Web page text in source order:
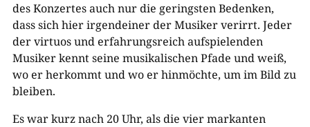
des Konzertes auch nur die geringsten Bedenken,
dass sich hier irgendeiner der Musiker verirrt. Jeder
der virtuos und erfahrungsreich aufspielenden
Musiker kennt seine musikalischen Pfade und weiß,
wo er herkommt und wo er hinmöchte, um im Bild zu
bleiben.
Es war kurz nach 20 Uhr, als die vier markanten